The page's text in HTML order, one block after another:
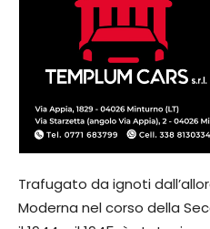
Trafugato da ignoti
Moderna nel corso della